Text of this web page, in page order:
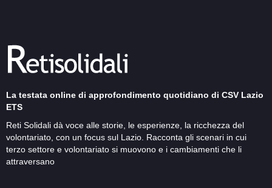
La testata online di approfondimento quotidiano di CSV Lazio
ETS
Reti Solidali dà voce alle storie, le esperienze, la ricchezza del
volontariato, con un focus sul Lazio. Racconta gli scenari in cui
terzo settore e volontariato si muovono e i cambiamenti che li
attraversano